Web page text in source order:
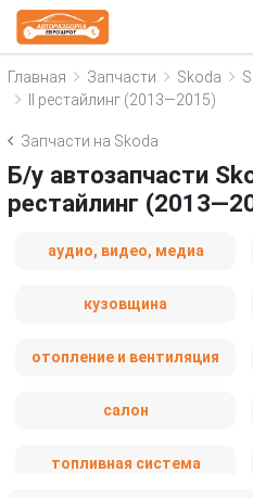
Главная Запчасти Skoda
II рестайлинг (2013—2015)
Запчасти на Skoda
Б/у автозапчасти
рестайлинг
аудио, видео, медиа
кузовщина
отопление и вентиляция
салон
топливная система